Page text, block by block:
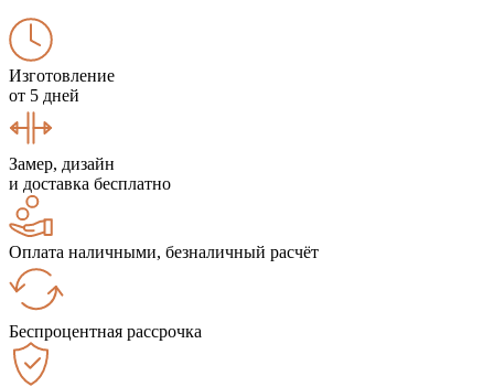
Изготовление
от 5 дней
Замер, дизайн
и доставка бесплатно
Оплата наличными, безналичный расчёт
Беспроцентная рассрочка